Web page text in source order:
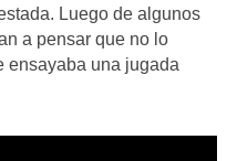
Luego de algunos
a pensar que no lo
ensayaba una jugada